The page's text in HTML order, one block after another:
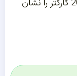
کنند کند یعنی مثلا فقط 20 کارکتر را نشان